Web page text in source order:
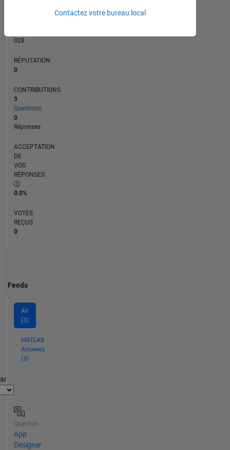
028
RÉPUTATION
0
CONTRIBUTIONS
3
Questions
0
Réponses
ACCEPTATION
DE
VOS
RÉPONSES
0.0%
VOTES
REÇUS
0
Feeds
All
(3)
MATLAB
Answers
(3)
Question
App
Designer
Contactez votre bureau local